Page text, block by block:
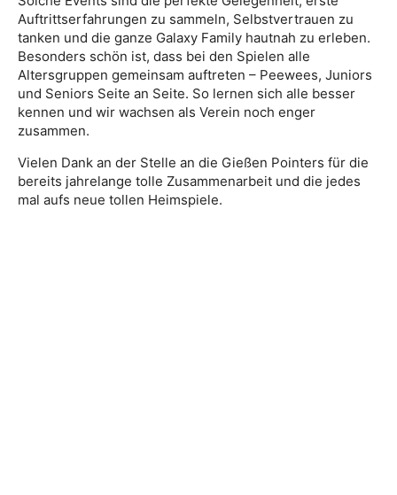
Auftrittserfahrungen zu sammeln, Selbstvertrauen zu
tanken und die ganze Galaxy Family hautnah zu erleben.
Besonders schön ist, dass bei den Spielen alle
Altersgruppen gemeinsam auftreten – Peewees, Juniors
und Seniors Seite an Seite. So lernen sich alle besser
kennen und wir wachsen als Verein noch enger
zusammen.
Vielen Dank an der Stelle an die Gießen Pointers für die
bereits jahrelange tolle Zusammenarbeit und die jedes
mal aufs neue tollen Heimspiele.